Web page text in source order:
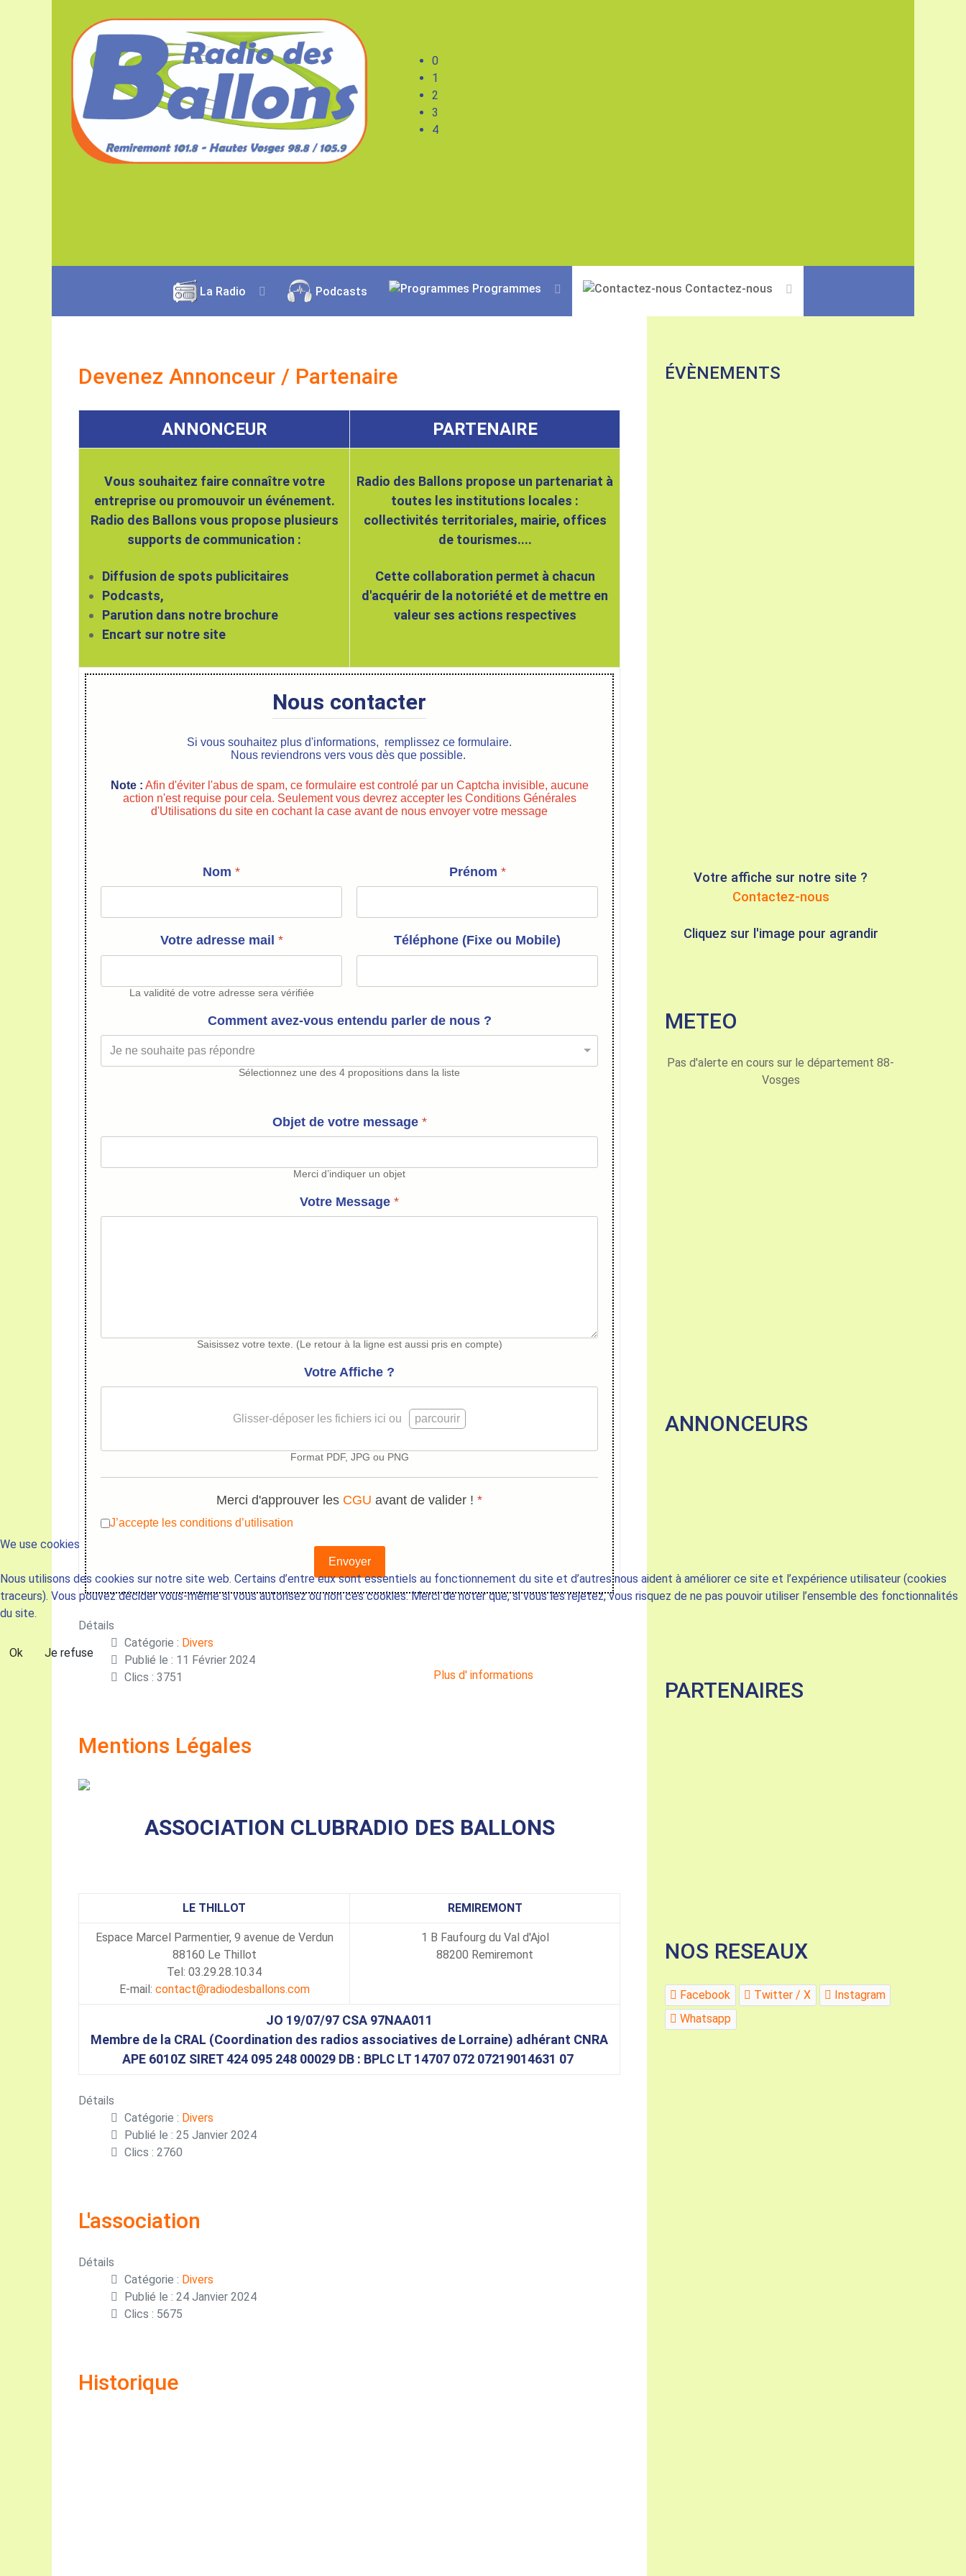
0
1
2
3
4
La Radio Podcasts Programmes Contactez-nous
Devenez Annonceur / Partenaire
ANNONCEUR PARTENAIRE
Vous souhaitez faire connaître votre
entreprise ou promouvoir un événement.
Radio des Ballons vous propose plusieurs
supports de communication :
Diffusion de spots publicitaires
Podcasts,
Parution dans notre brochure
Encart sur notre site
Radio des Ballons propose un partenariat à
toutes les institutions locales :
collectivités territoriales, mairie, offices
de tourismes....
Cette collaboration permet à chacun
d'acquérir de la notoriété et de mettre en
valeur ses actions respectives
Nous contacter
Si vous souhaitez plus d'informations, remplissez ce formulaire.
Nous reviendrons vers vous dès que possible.
Note : Afin d'éviter l'abus de spam, ce formulaire est controlé par un Captcha invisible, aucune
action n'est requise pour cela. Seulement vous devrez accepter les Conditions Générales
d'Utilisations du site en cochant la case avant de nous envoyer votre message
Nom * Prénom *
Votre adresse mail *
La validité de votre adresse sera vérifiée
Téléphone (Fixe ou Mobile)
Comment avez-vous entendu parler de nous ?
Sélectionnez une des 4 propositions dans la liste
Objet de votre message *
Merci d’indiquer un objet
Votre Message *
Saisissez votre texte. (Le retour à la ligne est aussi pris en compte)
Votre Affiche ?
Glisser-déposer les fichiers ici ou parcourir
Format PDF, JPG ou PNG
Merci d'approuver les CGU avant de valider ! *
J’accepte les conditions d’utilisation
Envoyer
Détails
Catégorie : Divers
Publié le : 11 Février 2024
Clics : 3751
Mentions Légales
ASSOCIATION CLUBRADIO DES BALLONS
LE THILLOT REMIREMONT
Espace Marcel Parmentier, 9 avenue de Verdun
88160 Le Thillot
Tel: 03.29.28.10.34
E-mail: contact@radiodesballons.com
1 B Faufourg du Val d'Ajol
88200 Remiremont
JO 19/07/97 CSA 97NAA011
Membre de la CRAL (Coordination des radios associatives de Lorraine) adhérant CNRA
APE 6010Z SIRET 424 095 248 00029 DB : BPLC LT 14707 072 07219014631 07
Détails
Catégorie : Divers
Publié le : 25 Janvier 2024
Clics : 2760
L'association
Détails
Catégorie : Divers
Publié le : 24 Janvier 2024
Clics : 5675
Historique
ÉVÈNEMENTS
Votre affiche sur notre site ?
Contactez-nous
Cliquez sur l'image pour agrandir
METEO
Pas d'alerte en cours sur le département 88-
Vosges
ANNONCEURS
PARTENAIRES
NOS RESEAUX
Facebook Twitter / X
Instagram
Whatsapp
We use cookies
Nous utilisons des cookies sur notre site web. Certains d’entre eux sont essentiels au fonctionnement du site et d’autres nous aident à améliorer ce site et l’expérience utilisateur (cookies
traceurs). Vous pouvez décider vous-même si vous autorisez ou non ces cookies. Merci de noter que, si vous les rejetez, vous risquez de ne pas pouvoir utiliser l’ensemble des fonctionnalités
du site.
Ok
Je refuse
Plus d' informations